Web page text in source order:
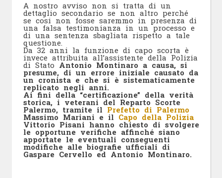
A nostro avviso non si tratta di un
dettaglio secondario se non altro perché
se cosi non fosse saremmo in presenza di
una falsa testimonianza in un processo e
di una sentenza sbagliata rispetto a tale
questione.
Da 32 anni la funzione di capo scorta è
invece attribuita all’assistente della Polizia
di Stato Antonio Montinaro a causa, si
presume, di un errore iniziale causato da
un cronista e che si è sistematicamente
replicato negli anni.
Ai fini della “certificazione” della verità
storica, i veterani del Reparto Scorte
Palermo, tramite il Prefetto di Palermo
Massimo Mariani e il Capo della Polizia
Vittorio Pisani hanno chiesto di svolgere
le opportune verifiche affinché siano
apportate le eventuali conseguenti
modifiche alle biografie ufficiali di
Gaspare Cervello ed Antonio Montinaro.